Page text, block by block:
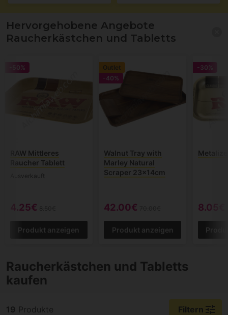
Hervorgehobene Angebote
Raucherkästchen und Tabletts
-50%
RAW Mittleres
Raucher Tablett
Ausverkauft
4.25€
Produkt anzeigen
Outlet
-40%
Walnut Tray with
Marley Natural
Scraper 23x14cm
42.00€
Produkt anzeigen
-30%
8.05€
Raucherkästchen und Tabletts
kaufen
19 Produkte Filtern tune